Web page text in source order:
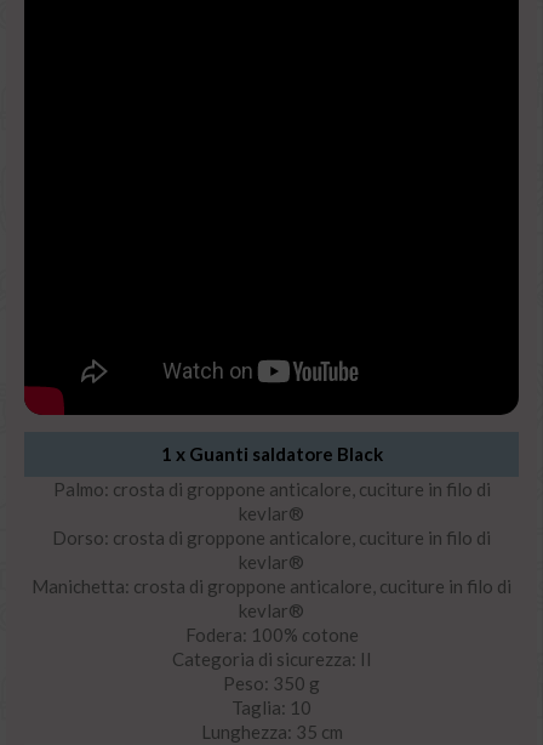
1 x Guanti saldatore Black
Palmo: crosta di groppone anticalore, cuciture in filo di
kevlar®
Dorso: crosta di groppone anticalore, cuciture in filo di
kevlar®
Manichetta: crosta di groppone anticalore, cuciture in filo di
kevlar®
Fodera: 100% cotone
Categoria di sicurezza: II
Peso: 350 g
Taglia: 10
Lunghezza: 35 cm